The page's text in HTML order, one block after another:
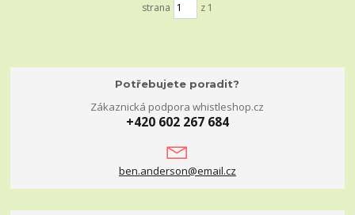
strana z 1
Potřebujete poradit?
Zákaznická podpora whistleshop.cz
+420 602 267 684
ben.anderson@email.cz